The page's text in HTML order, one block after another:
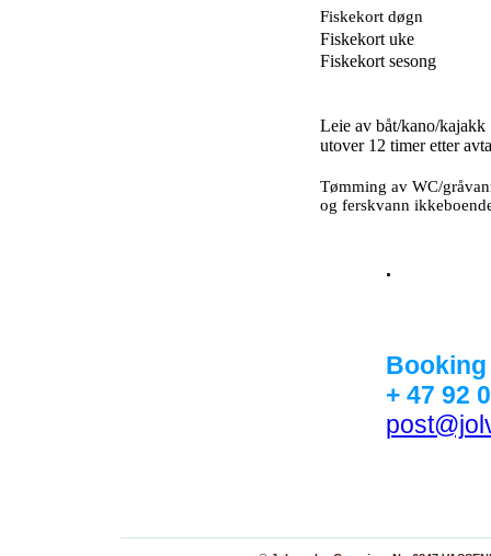
Fiskekort
Fiskekort uke
Fiskekort sesong
Leie av båt/kano/kajakk
utover 12 timer etter
Tømming av WC/
og ferskvann
.
+ 47 92